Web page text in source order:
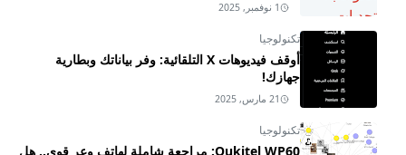
1 نوفمبر, 2025
تكنولوجيا
أوقف فيديوهات X التلقائية: وفر بياناتك وبطارية
جهازك!
21 مارس, 2025
تكنولوجيا
Oukitel WP60: مراجعة شاملة لهاتف وعر قوي.. هل